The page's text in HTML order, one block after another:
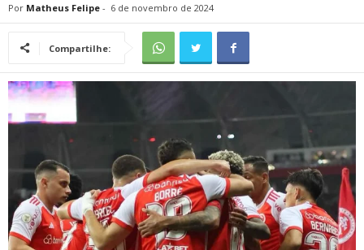
Por Matheus Felipe - 6 de novembro de 2024
Compartilhe: